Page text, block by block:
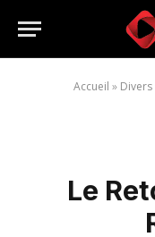
Accueil » Divers
Le